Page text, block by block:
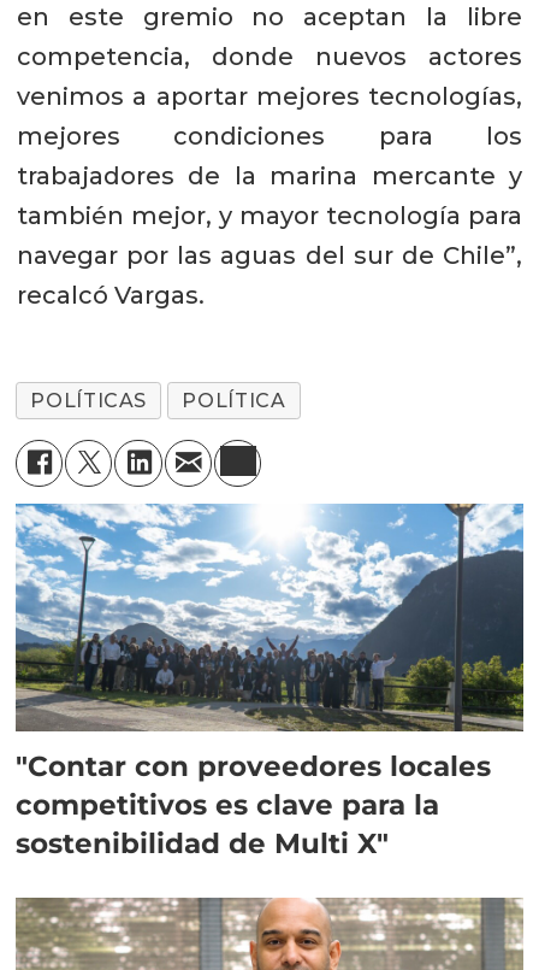
en este gremio no aceptan la libre
competencia, donde nuevos actores
venimos a aportar mejores tecnologías,
mejores condiciones para los
trabajadores de la marina mercante y
también mejor, y mayor tecnología para
navegar por las aguas del sur de Chile”,
recalcó Vargas.
POLÍTICAS POLÍTICA
"Contar con proveedores locales
competitivos es clave para la
sostenibilidad de Multi X"